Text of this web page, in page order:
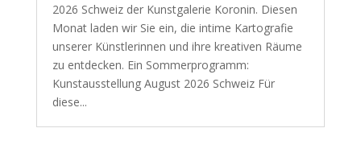
2026 Schweiz der Kunstgalerie Koronin. Diesen
Monat laden wir Sie ein, die intime Kartografie
unserer Künstlerinnen und ihre kreativen Räume
zu entdecken. Ein Sommerprogramm:
Kunstausstellung August 2026 Schweiz Für
diese...